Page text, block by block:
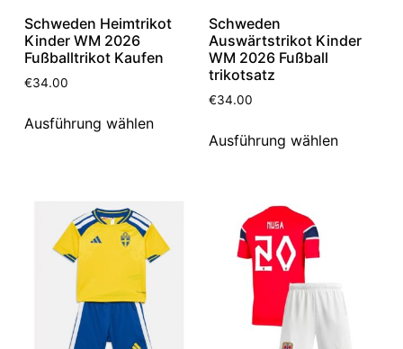
Schweden Heimtrikot
Kinder WM 2026
Fußballtrikot Kaufen
€34.00
Ausführung wählen
Schweden
Auswärtstrikot Kinder
WM 2026 Fußball
trikotsatz
€34.00
Ausführung wählen